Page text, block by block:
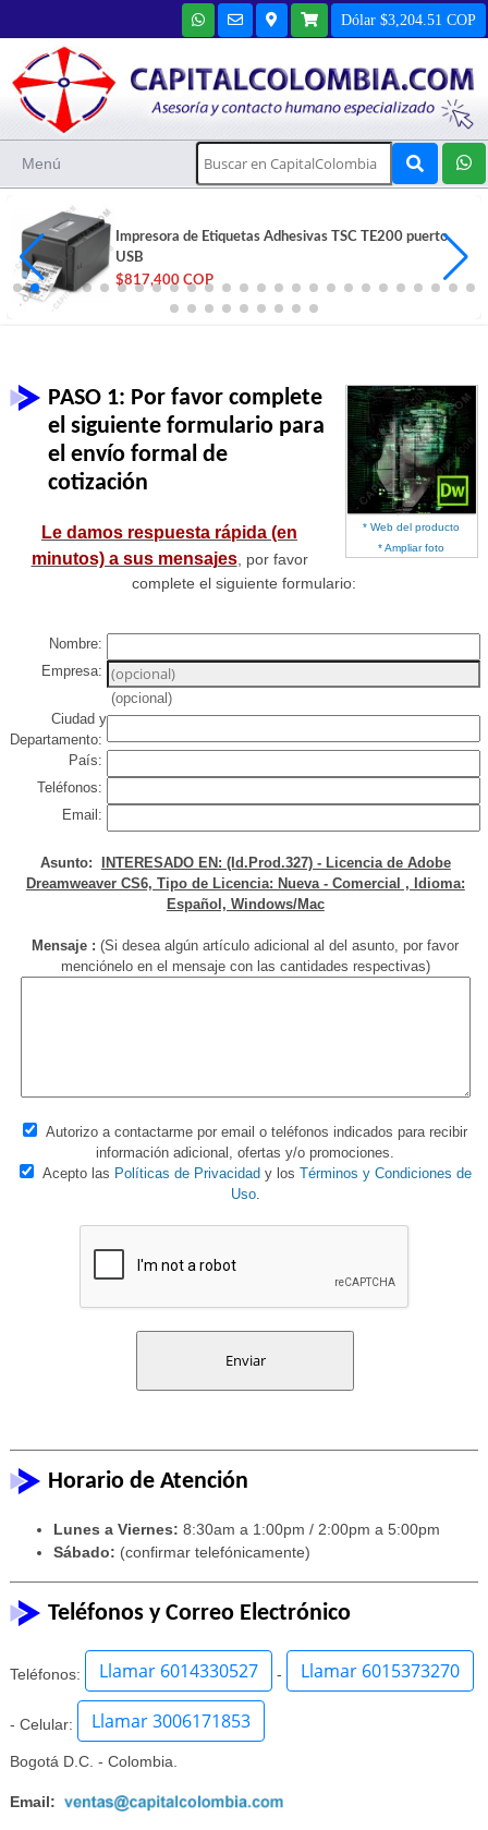
Dólar $3,204.51 COP
Menú
Impresora de Etiquetas Adhesivas TSC TE200 puerto
USB
$817,400 COP
* Web del producto
* Ampliar foto
PASO 1: Por favor complete
el siguiente formulario para
el envío formal de
cotización
Le damos respuesta rápida (en
minutos) a sus mensajes, por favor
complete el siguiente formulario:
Nombre:
Empresa:
(opcional)
Ciudad y
Departamento:
País:
Teléfonos:
Email:
Asunto:
INTERESADO EN: (Id.Prod.327) - Licencia de Adobe
Dreamweaver CS6, Tipo de Licencia: Nueva - Comercial , Idioma:
Español, Windows/Mac
Mensaje : (Si desea algún artículo adicional al del asunto, por favor
menciónelo en el mensaje con las cantidades respectivas)
Autorizo a contactarme por email o teléfonos indicados para recibir
información adicional, ofertas y/o promociones.
Acepto las Políticas de Privacidad y los Términos y Condiciones de
Uso.
Horario de Atención
Lunes a Viernes: 8:30am a 1:00pm / 2:00pm a 5:00pm
Sábado: (confirmar telefónicamente)
Teléfonos y Correo Electrónico
Teléfonos: Llamar 6014330527 - Llamar 6015373270
- Celular: Llamar 3006171853
Bogotá D.C. - Colombia.
Email: